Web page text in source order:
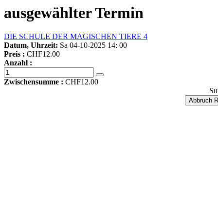
ausgewählter Termin
DIE SCHULE DER MAGISCHEN TIERE 4
Datum, Uhrzeit: Sa 04-10-2025 14: 00
Preis : CHF12.00
Anzahl :
Zwischensumme : CHF12.00
Abbruch